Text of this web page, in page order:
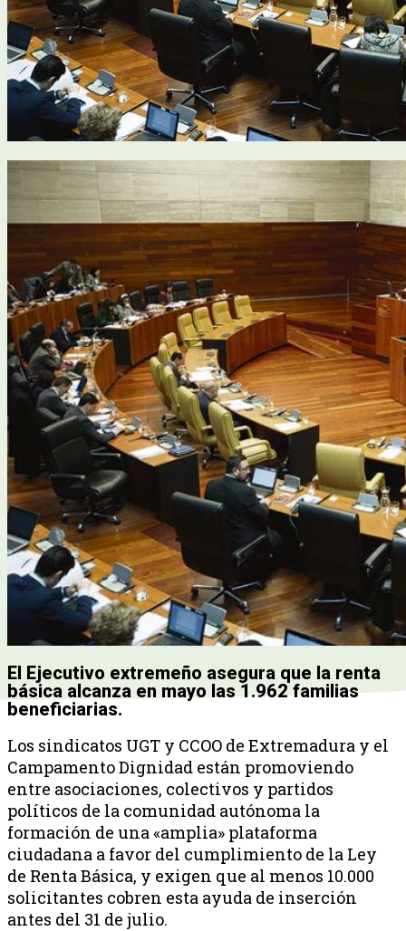
El Ejecutivo extremeño asegura que la renta
básica alcanza en mayo las 1.962 familias
beneficiarias.
Los sindicatos UGT y CCOO de Extremadura y el
Campamento Dignidad están promoviendo
entre asociaciones, colectivos y partidos
políticos de la comunidad autónoma la
formación de una «amplia» plataforma
ciudadana a favor del cumplimiento de la Ley
de Renta Básica, y exigen que al menos 10.000
solicitantes cobren esta ayuda de inserción
antes del 31 de julio.